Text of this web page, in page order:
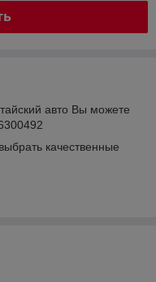
авто Вы можете
качественные